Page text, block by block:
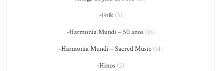
-Folk(5)
-Harmonia Mundi – 50 anos(16)
-Harmonia Mundi – Sacred Music (14)
-Hinos (2)